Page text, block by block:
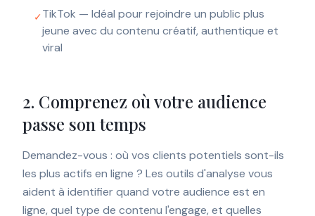
✓TikTok — Idéal pour rejoindre un public plus
jeune avec du contenu créatif, authentique et
viral
2. Comprenez où votre audience
passe son temps
Demandez-vous : où vos clients potentiels sont-ils
les plus actifs en ligne ? Les outils d'analyse vous
aident à identifier quand votre audience est en
ligne, quel type de contenu l'engage, et quelles